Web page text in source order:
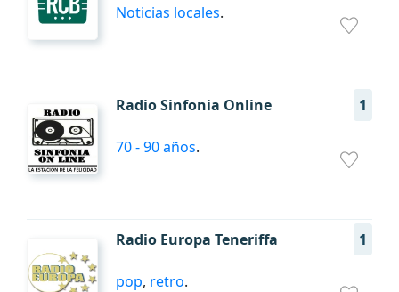
Noticias locales.
Radio Sinfonia Online 1
70 - 90 años.
Radio Europa Teneriffa 1
pop, retro.